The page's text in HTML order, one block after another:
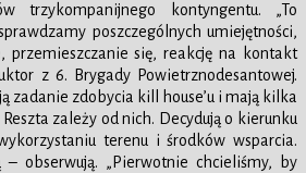
trzykompanijnego kontyngentu. „To
poszczególnych umiejętności,
przemieszczanie się, reakcję na kontakt
z 6. Brygady Powietrznodesantowej.
zadanie zdobycia kill house’u i mają kilka
zależy od nich. Decydują o kierunku
terenu i środków wsparcia.
– obserwują. „Pierwotnie chcieliśmy, by